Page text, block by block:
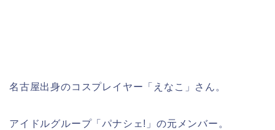
名古屋出身のコスプレイヤー「えなこ」さん。
アイドルグループ「パナシェ!」の元メンバー。